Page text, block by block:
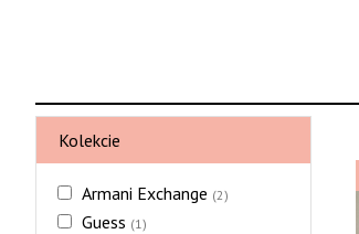
Kolekcie
Armani Exchange (2)
Guess (1)